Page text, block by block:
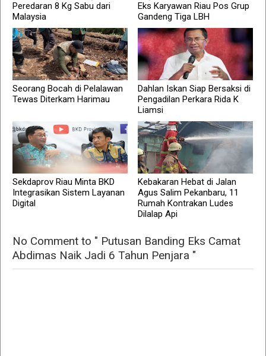
Peredaran 8 Kg Sabu dari
Malaysia
Eks Karyawan Riau Pos Grup
Gandeng Tiga LBH
Seorang Bocah di Pelalawan
Tewas Diterkam Harimau
Dahlan Iskan Siap Bersaksi di
Pengadilan Perkara Rida K
Liamsi
Sekdaprov Riau Minta BKD
Integrasikan Sistem Layanan
Digital
Kebakaran Hebat di Jalan
Agus Salim Pekanbaru, 11
Rumah Kontrakan Ludes
Dilalap Api
No Comment to " Putusan Banding Eks Camat
Abdimas Naik Jadi 6 Tahun Penjara "